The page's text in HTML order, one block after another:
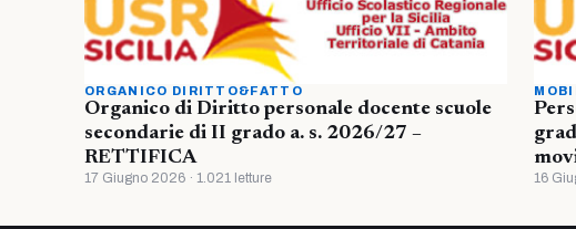
ORGANICO DIRITTO&FATTO
Organico di Diritto personale docente scuole
secondarie di II grado a. s. 2026/27 –
RETTIFICA
17 Giugno 2026 · 1.021 letture 16